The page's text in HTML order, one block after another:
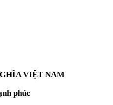
VIỆT NAM
phúc